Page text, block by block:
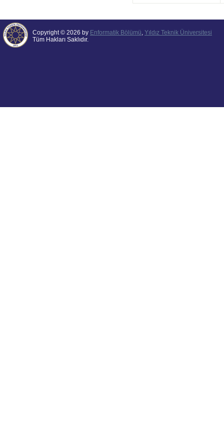
Copyright © 2026 by Enformatik Bölümü, Yıldız Teknik Üniversitesi
Tüm Hakları Saklıdır.